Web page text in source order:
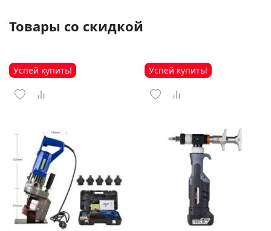
Товары со скидкой
Успей купить! Успей купить!